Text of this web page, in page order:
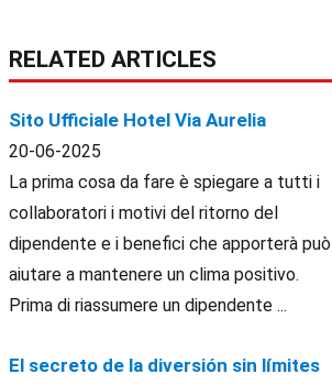
RELATED ARTICLES
Sito Ufficiale Hotel Via Aurelia
20-06-2025
La prima cosa da fare è spiegare a tutti i
collaboratori i motivi del ritorno del
dipendente e i benefici che apporterà può
aiutare a mantenere un clima positivo.
Prima di riassumere un dipendente ...
El secreto de la diversión sin límites